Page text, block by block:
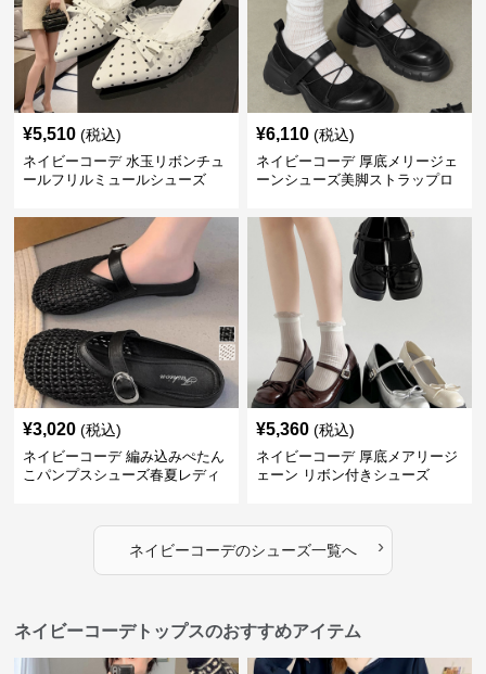
¥5,510 (税込)
ネイビーコーデ 水玉リボンチュ
ールフリルミュールシューズ
¥6,110 (税込)
ネイビーコーデ 厚底メリージェ
ーンシューズ美脚ストラップロ
¥3,020 (税込)
ネイビーコーデ 編み込みぺたん
こパンプスシューズ春夏レディ
¥5,360 (税込)
ネイビーコーデ 厚底メアリージ
ェーン リボン付きシューズ
ネイビーコーデのシューズ一覧へ ›
ネイビーコーデトップスのおすすめアイテム